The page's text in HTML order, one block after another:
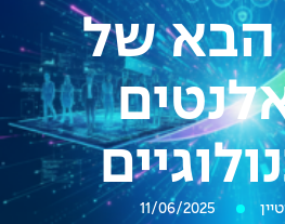
הבא של
11/06/2025